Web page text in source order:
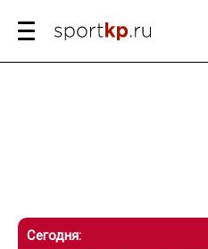
Сегодня: